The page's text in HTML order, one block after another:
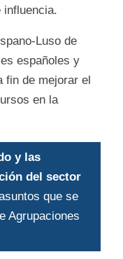
influencia.
Luso de
españoles y
fin de mejorar el
en la
y las
del sector
que se
Agrupaciones